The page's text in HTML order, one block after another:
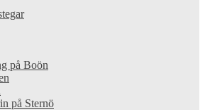
på Boön
på Sternö